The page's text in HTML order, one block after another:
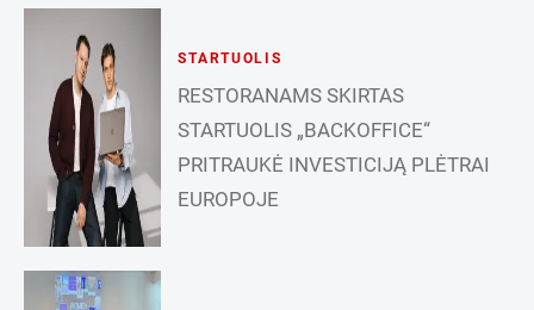
STARTUOLIS
RESTORANAMS SKIRTAS
STARTUOLIS „BACKOFFICE“
PRITRAUKĖ INVESTICIJĄ PLĖTRAI
EUROPOJE